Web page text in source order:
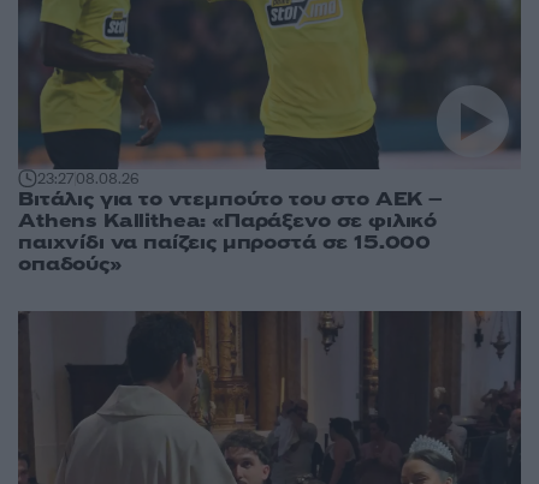
23:2708.08.26
Βιτάλις για το ντεμπούτο του στο ΑΕΚ –
Athens Kallithea: «Παράξενο σε φιλικό
παιχνίδι να παίζεις μπροστά σε 15.000
οπαδούς»